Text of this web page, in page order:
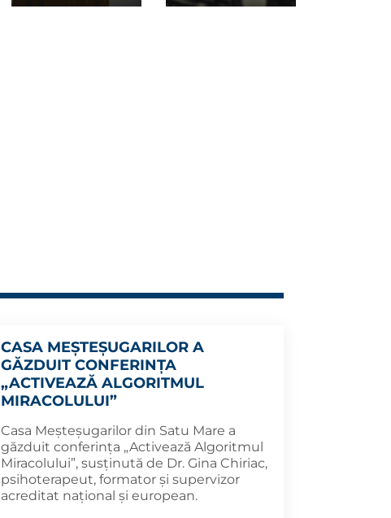
CASA MEȘTEȘUGARILOR A
GĂZDUIT CONFERINȚA
„ACTIVEAZĂ ALGORITMUL
MIRACOLULUI”
Casa Meșteșugarilor din Satu Mare a
găzduit conferința „Activează Algoritmul
Miracolului”, susținută de Dr. Gina Chiriac,
psihoterapeut, formator și supervizor
acreditat național și european.